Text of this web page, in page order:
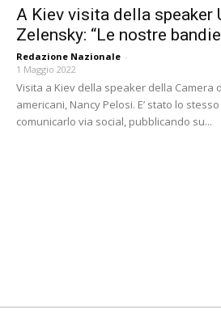
A Kiev visita della speaker
Zelensky: “Le nostre
Redazione Nazionale -
1 Maggio 2022
Visita a Kiev della speaker della Camera
americani, Nancy Pelosi. E’ stato lo
comunicarlo via social, pubblicando su...